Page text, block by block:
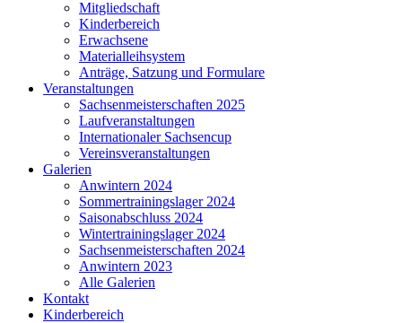
Mitgliedschaft
Kinderbereich
Erwachsene
Materialleihsystem
Anträge, Satzung und Formulare
Veranstaltungen
Sachsenmeisterschaften 2025
Laufveranstaltungen
Internationaler Sachsencup
Vereinsveranstaltungen
Galerien
Anwintern 2024
Sommertrainingslager 2024
Saisonabschluss 2024
Wintertrainingslager 2024
Sachsenmeisterschaften 2024
Anwintern 2023
Alle Galerien
Kontakt
Kinderbereich